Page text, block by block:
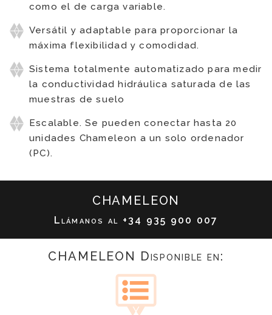
como el de carga variable.
Versátil y adaptable para proporcionar la
máxima flexibilidad y comodidad.
Sistema totalmente automatizado para medir
la conductividad hidráulica saturada de las
muestras de suelo
Escalable. Se pueden conectar hasta 20
unidades Chameleon a un solo ordenador
(PC).
CHAMELEON
Llámanos al +34 935 900 007
CHAMELEON Disponible en: